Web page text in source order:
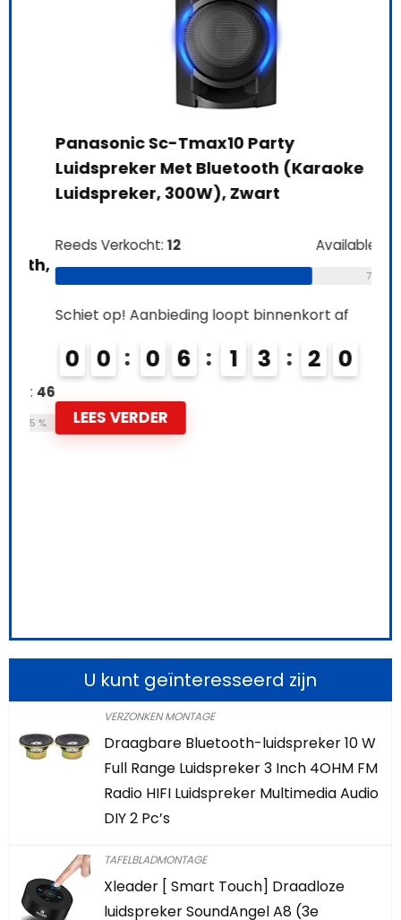
Panasonic Sc-Tmax10 Party
Luidspreker Met Bluetooth (Karaoke
Luidspreker, 300W), Zwart
Reeds Verkocht:12 Available:16
Schiet op! Aanbieding loopt binnenkort af
0 0 6 1 3 1 8
9
LEES VERDER
U kunt geïnteresseerd zijn
VERZONKEN MONTAGE
Draagbare Bluetooth-luidspreker 10 W
Full Range Luidspreker 3 Inch 4OHM FM
Radio HIFI Luidspreker Multimedia Audio
DIY 2 Pc’s
TAFELBLADMONTAGE
Xleader [ Smart Touch] Draadloze
luidspreker SoundAngel A8 (3e